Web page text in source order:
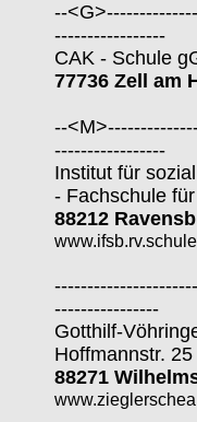
--
-----------------
CAK - Schule
77736 Zell am
--
-----------------
Institut für
- Fachschule
88212
----------------
Gotthilf-
Hoffmannstr. 25
88271